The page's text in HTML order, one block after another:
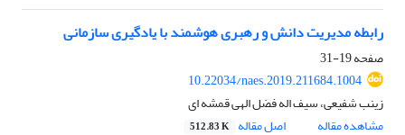
رابطه مدیریت دانش و رهبری هوشمند با یادگیری سازمانی
صفحه19-31
10.22034/naes.2019.211684.1004
زینب شفیعی، سیف اله فضل الهی قمشه ای
مشاهده مقاله
اصل مقاله 512.83 K